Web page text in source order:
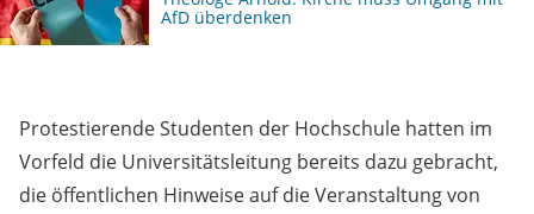
AfD überdenken
Protestierende Studenten der Hochschule hatten im
Vorfeld die Universitätsleitung bereits dazu gebracht,
die öffentlichen Hinweise auf die Veranstaltung von